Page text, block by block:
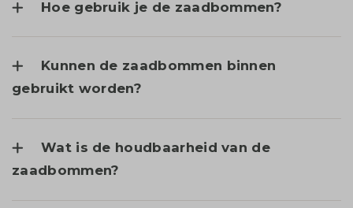
Hoe gebruik je de zaadbommen?
Kunnen de zaadbommen binnen
gebruikt worden?
Wat is de houdbaarheid van de
zaadbommen?